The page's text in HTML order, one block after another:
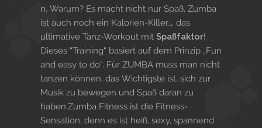
Gesunde Ernährungsberatung
n. Warum? Es macht nicht nur Spaß, Zumba
ist auch noch ein Kalorien-Killer.… das
ultimative Tanz-Workout mit Spaßfaktor!
Dieses “Training“ basiert auf dem Prinzip „Fun
and easy to do“. Für ZUMBA muss man nicht
tanzen können, das Wichtigste ist, sich zur
Musik zu bewegen und Spaß daran zu
haben.Zumba Fitness ist die Fitness-
Sensation, denn es ist heiß, sexy, spannend